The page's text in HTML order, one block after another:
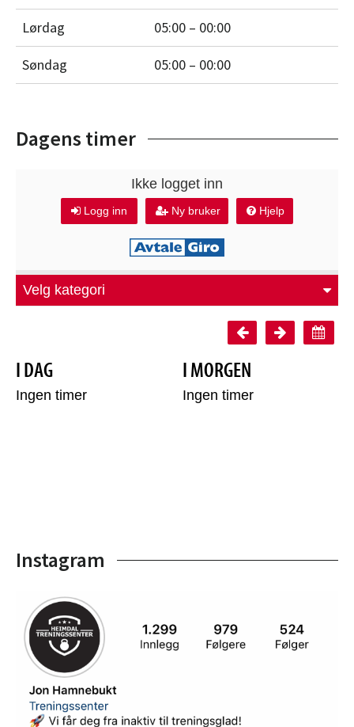
Lørdag 05:00 – 00:00
Søndag 05:00 – 00:00
Dagens timer
Instagram